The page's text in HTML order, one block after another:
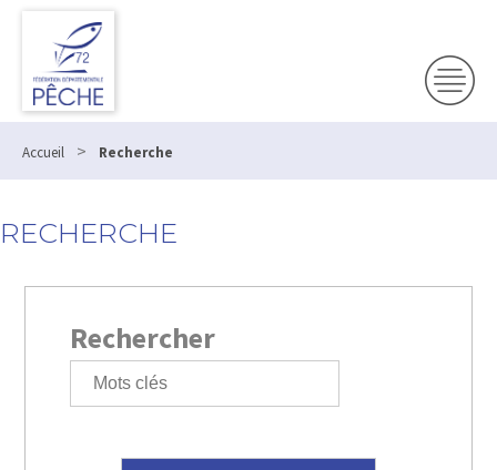
Accueil > Recherche
RECHERCHE
Rechercher